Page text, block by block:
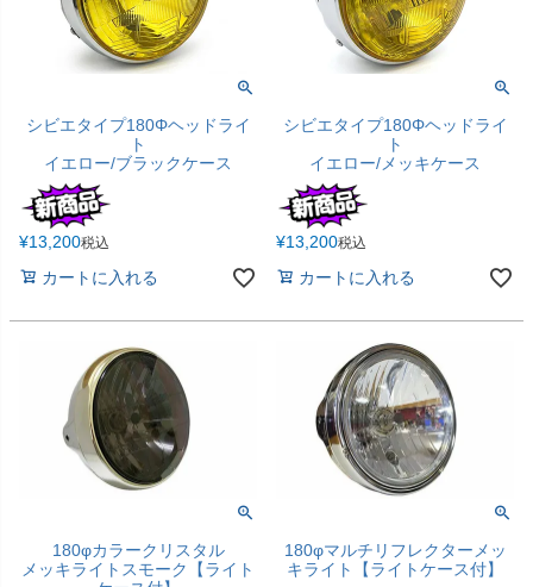
シビエタイプ180Φヘッドライ
ト
イエロー/ブラックケース
¥13,200税込
カートに入れる
シビエタイプ180Φヘッドライ
ト
イエロー/メッキケース
¥13,200税込
カートに入れる
180φカラークリスタル
メッキライトスモーク【ライト
180φマルチリフレクターメッ
キライト【ライトケース付】